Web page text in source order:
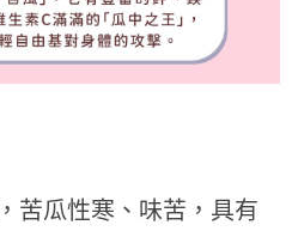
苦瓜性寒、味苦，具有